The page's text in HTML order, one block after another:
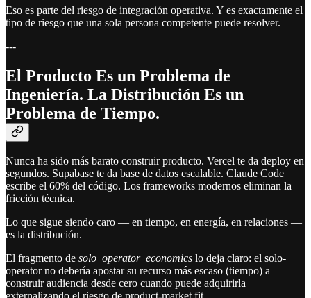
Eso es parte del riesgo de integración operativa. Y es exactamente el
tipo de riesgo que una sola persona competente puede resolver.
---
El Producto Es un Problema de
Ingeniería. La Distribución Es un
Problema de Tiempo.
Nunca ha sido más barato construir producto. Vercel te da deploy en
segundos. Supabase te da base de datos escalable. Claude Code
escribe el 60% del código. Los frameworks modernos eliminan la
fricción técnica.
Lo que sigue siendo caro — en tiempo, en energía, en relaciones —
es la distribución.
El fragmento de solo_operator_economics lo deja claro: el solo-
operator no debería apostar su recurso más escaso (tiempo) a
construir audiencia desde cero cuando puede adquirirla